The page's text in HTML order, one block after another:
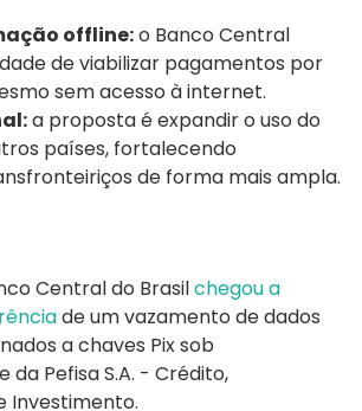
offline:o Banco Central
de viabilizar pagamentos por
sem acesso à internet.
a proposta é expandir o uso do
países, fortalecendo
de forma mais ampla.
Central do Brasilchegou a
de um vazamento de dados
a chaves Pix sob
da Pefisa S.A. - Crédito,
Investimento.